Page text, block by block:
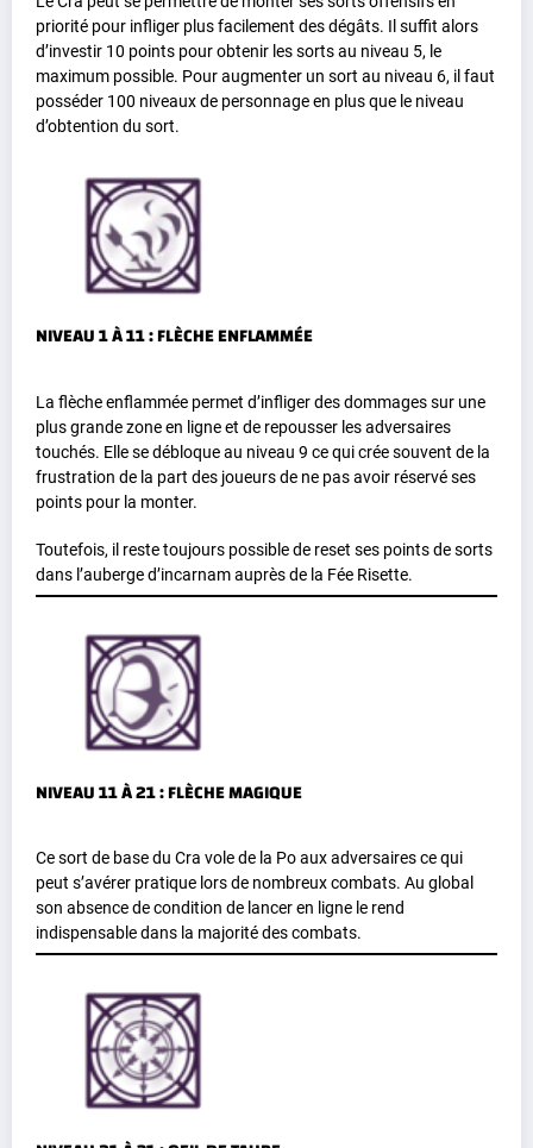
priorité pour infliger plus facilement des dégâts. Il suffit alors
d’investir 10 points pour obtenir les sorts au niveau 5, le
maximum possible. Pour augmenter un sort au niveau 6, il faut
posséder 100 niveaux de personnage en plus que le niveau
d’obtention du sort.
NIVEAU 1 À 11 : FLÈCHE ENFLAMMÉE
La flèche enflammée permet d’infliger des dommages sur une
plus grande zone en ligne et de repousser les adversaires
touchés. Elle se débloque au niveau 9 ce qui crée souvent de la
frustration de la part des joueurs de ne pas avoir réservé ses
points pour la monter.
Toutefois, il reste toujours possible de reset ses points de sorts
dans l’auberge d’incarnam auprès de la Fée Risette.
NIVEAU 11 À 21 : FLÈCHE MAGIQUE
Ce sort de base du Cra vole de la Po aux adversaires ce qui
peut s’avérer pratique lors de nombreux combats. Au global
son absence de condition de lancer en ligne le rend
indispensable dans la majorité des combats.